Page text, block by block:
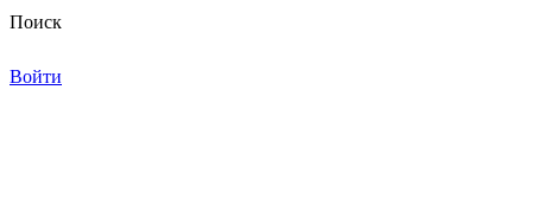
Поиск
Войти